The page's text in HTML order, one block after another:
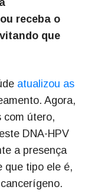
receba o
que
atualizou as
Agora,
com útero,
DNA-HPV
a presença
que tipo ele é,